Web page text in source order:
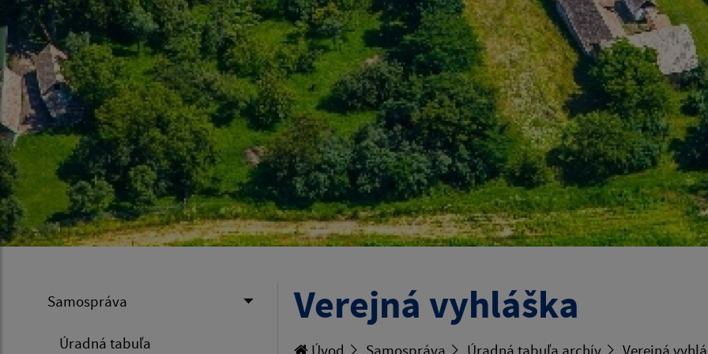
Samospráva
Úradná tabuľa
Verejná vyhláška
Úvod Samospráva Úradná tabuľa archív Verejná